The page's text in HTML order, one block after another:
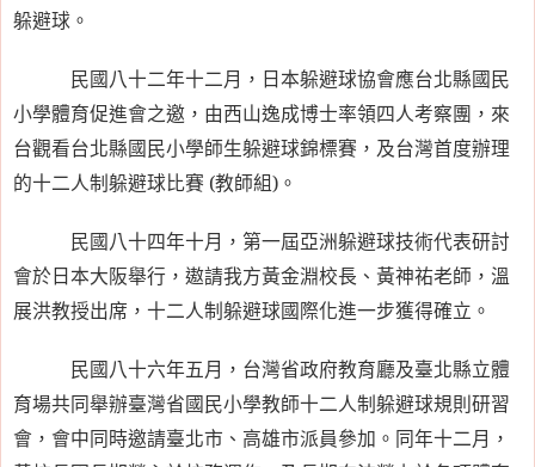
躲避球。
民國八十二年十二月，日本躲避球協會應台北縣國民
小學體育促進會之邀，由西山逸成博士率領四人考察團，來
台觀看台北縣國民小學師生躲避球錦標賽，及台灣首度辦理
的十二人制躲避球比賽 (教師組) 。
民國八十四年十月，第一屆亞洲躲避球技術代表研討
會於日本大阪舉行，遨請我方黃金淵校長、黃神祐老師，溫
展洪教授出席，十二人制躲避球國際化進一步獲得確立。
民國八十六年五月，台灣省政府教育廳及臺北縣立體
育場共同舉辦臺灣省國民小學教師十二人制躲避球規則研習
會，會中同時邀請臺北市、高雄市派員參加。同年十二月，